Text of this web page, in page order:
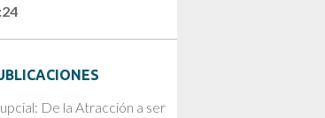
De la Atracción a ser